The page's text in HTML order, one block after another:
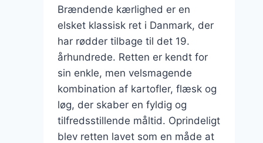
Brændende kærlighed er en
elsket klassisk ret i Danmark, der
har rødder tilbage til det 19.
århundrede. Retten er kendt for
sin enkle, men velsmagende
kombination af kartofler, flæsk og
løg, der skaber en fyldig og
tilfredsstillende måltid. Oprindeligt
blev retten lavet som en måde at